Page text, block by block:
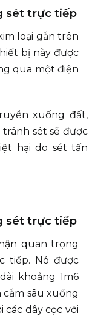
sét trực tiếp
loại gắn trên
bị này được
qua một điện
xuống đất,
sét sẽ được
hại do sét tấn
sét trực tiếp
quan trọng
tiếp. Nó được
khoảng 1m6
sâu xuống
các dây cọc với